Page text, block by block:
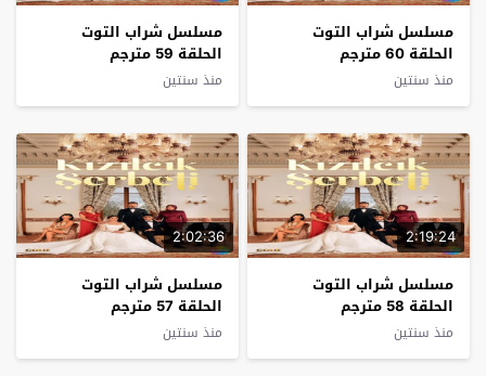
مسلسل شراب التوت
الحلقة 60 مترجم
منذ سنتين
مسلسل شراب التوت
الحلقة 59 مترجم
منذ سنتين
2:19:24
مسلسل شراب التوت
الحلقة 58 مترجم
منذ سنتين
2:02:36
مسلسل شراب التوت
الحلقة 57 مترجم
منذ سنتين